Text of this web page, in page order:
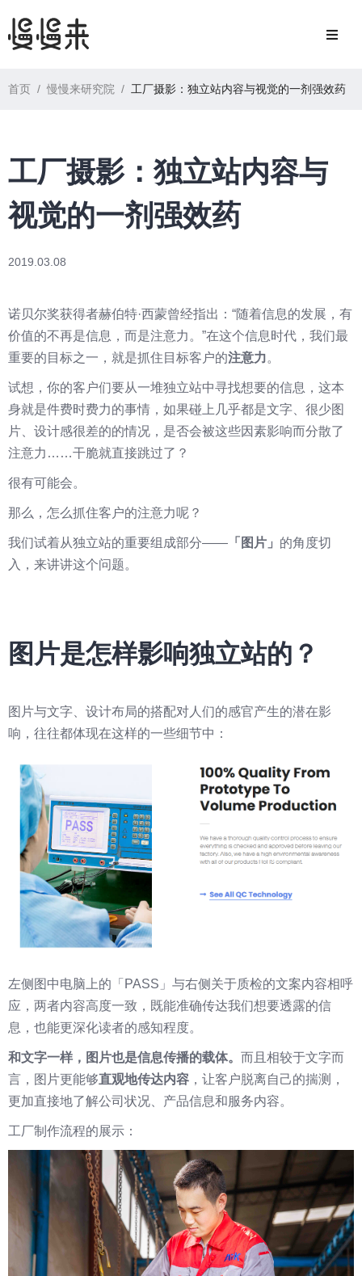
首页 / 慢慢来研究院 / 工厂摄影：独立站内容与视觉的一剂强效药
工厂摄影：独立站内容与
视觉的一剂强效药
2019.03.08
诺贝尔奖获得者赫伯特·西蒙曾经指出：“随着信息的发展，有
价值的不再是信息，而是注意力。”在这个信息时代，我们最
重要的目标之一，就是抓住目标客户的注意力。
试想，你的客户们要从一堆独立站中寻找想要的信息，这本
身就是件费时费力的事情，如果碰上几乎都是文字、很少图
片、设计感很差的的情况，是否会被这些因素影响而分散了
注意力……干脆就直接跳过了？
很有可能会。
那么，怎么抓住客户的注意力呢？
我们试着从独立站的重要组成部分—— 「图片」 的角度切
入，来讲讲这个问题。
图片是怎样影响独立站的？
​图片与文字、设计布局的搭配对人们的感官产生的潜在影
响，往往都体现在这样的一些细节中：
左侧图中电脑上的「PASS」与右侧关于质检的文案内容相呼
应，两者内容高度一致，既能准确传达我们想要透露的信
息，也能更深化读者的感知程度。
和文字一样，图片也是信息传播的载体。 而且相较于文字而
言，图片更能够直观地传达内容 ，让客户脱离自己的揣测，
更加直接地了解公司状况、产品信息和服务内容。
工厂制作流程的展示：